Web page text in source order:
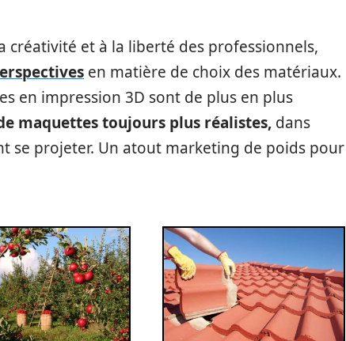
créativité et à la liberté des professionnels,
en matière de choix des matériaux.
en impression 3D sont de plus en plus
maquettes toujours plus réalistes, dans
se projeter. Un atout marketing de poids pour